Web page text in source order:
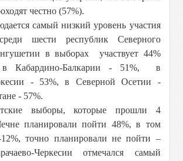
честно (57%).
самый низкий уровень участия
шести республик Северного
в выборах участвует 44%
в Кабардино-Балкарии - 51%, в
- 53%, в Северной Осетии -
- 57%.
выборы, которые прошли 4
планировали пойти 48%, в том
точно планировали не пойти –
Черкесии отмечался самый